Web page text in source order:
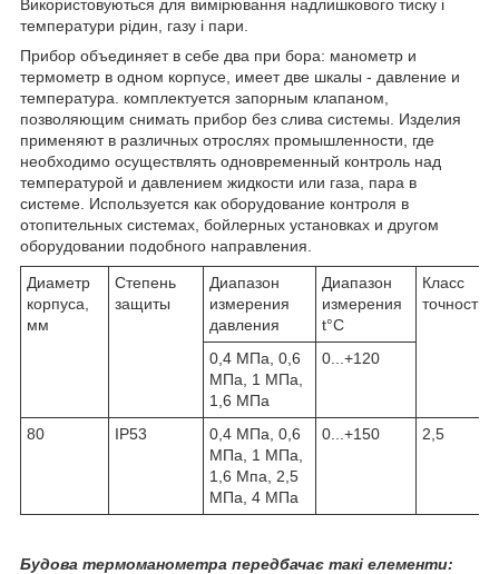
Використовуються для вимірювання надлишкового тиску і
температури рідин, газу і пари.
Прибор объединяет в себе два при бора: манометр и
термометр в одном корпусе, имеет две шкалы - давление и
температура. комплектуется запорным клапаном,
позволяющим снимать прибор без слива системы. Изделия
применяют в различных отрослях промышленности, где
необходимо осуществлять одновременный контроль над
температурой и давлением жидкости или газа, пара в
системе. Используется как оборудование контроля в
отопительных системах, бойлерных установках и другом
оборудовании подобного направления.
Диаметр
корпуса,
мм
Степень
защиты
Диапазон
измерения
давления
Диапазон
измерения
t°C
Класс
точности
0,4 МПа, 0,6
МПа, 1 МПа,
1,6 МПа
0...+120
80 IP53
0,4 МПа, 0,6
МПа, 1 МПа,
1,6 Мпа, 2,5
МПа, 4 МПа
0...+150 2,5
Будова термоманометра передбачає такі елементи: